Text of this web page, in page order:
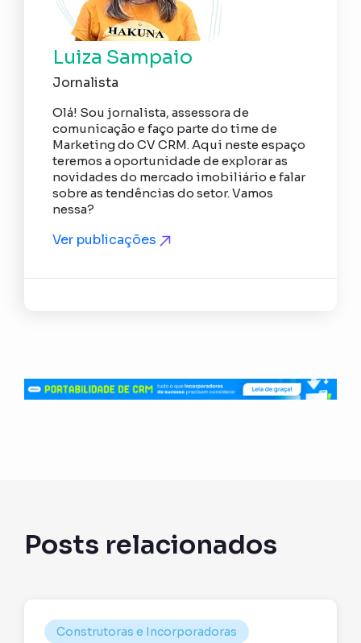
Luiza Sampaio
Jornalista
Olá! Sou jornalista, assessora de
comunicação e faço parte do time de
Marketing do CV CRM. Aqui neste espaço
teremos a oportunidade de explorar as
novidades do mercado imobiliário e falar
sobre as tendências do setor. Vamos
nessa?
Ver publicações
Posts relacionados
Construtoras e Incorporadoras